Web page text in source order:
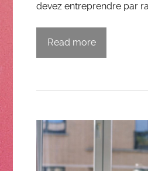
devez entreprendre par
Read more